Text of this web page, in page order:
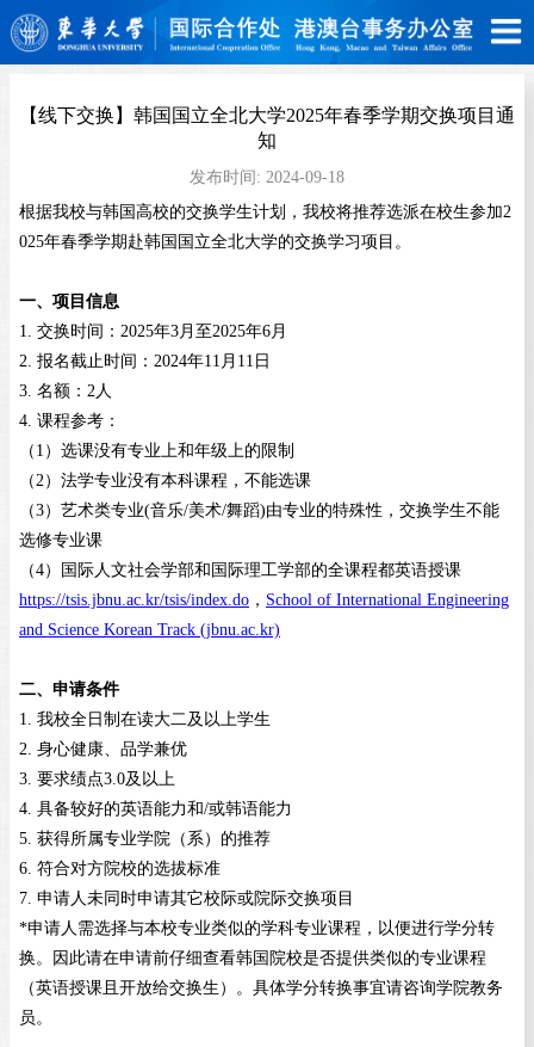
【线下交换】韩国国立全北大学2025年春季学期交换项目通
知
发布时间: 2024-09-18
根据我校与韩国高校的交换学生计划，我校将推荐选派在校生参加2
025年春季学期赴韩国国立全北大学的交换学习项目。
一、项目信息
1
交换时间： 2025年3月至2025年6月
2 报名截止时间： 2024年11月 11日
3 名额： 2人
4. 课程参考：
（1 ） 选课没有专业上和年级上的限制
（2） 法学专业没有本科课程，不能选课
（3） 艺术类专业(音乐/美术/舞蹈)由专业的特殊性，交换学生不能
选修专业课
（4） 国际人文社会学部和国际理工学部的全课程都英语授课
https://tsis.jbnu.ac.kr/tsis/index.do ， School of International Engineering
and Science Korean Track (jbnu.ac.kr)
二、申请条件
1
我校全日制在读大二及以上学生
2 身心健康、品学兼优
3 要求绩点3.0及以上
4 具备较好的英语能力和/或韩语能力
5 获得所属专业学院（系）的推荐
6 符合对方院校的选拔标准
7 申请人未同时申请其它校际或院际交换项目
*申请人需选择与本校专业类似的学科专业课程，以便进行学分转
换。因此请在申请前仔细查看韩国院校是否提供类似的专业课程
（英语授课且开放给交换生）。具体学分转换事宜请咨询学院教务
员。